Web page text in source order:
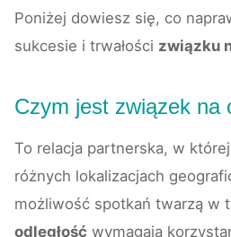
Poniżej dowiesz się, co
sukcesie i trwałości związku
Czym jest związek na
To relacja partnerska, w
różnych lokalizacjach
możliwość spotkań twarzą w
odległość wymagają